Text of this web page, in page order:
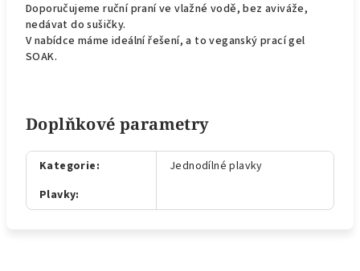
Doporučujeme ruční praní ve vlažné vodě, bez aviváže,
nedávat do sušičky.
V nabídce máme ideální řešení, a to veganský prací gel
SOAK.
Doplňkové parametry
Kategorie:
Jednodílné plavky
Plavky: